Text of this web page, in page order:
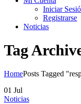
Iniciar
Registrarse
Noticias
Tag
HomePosts Tagged
01 Jul
Noticias